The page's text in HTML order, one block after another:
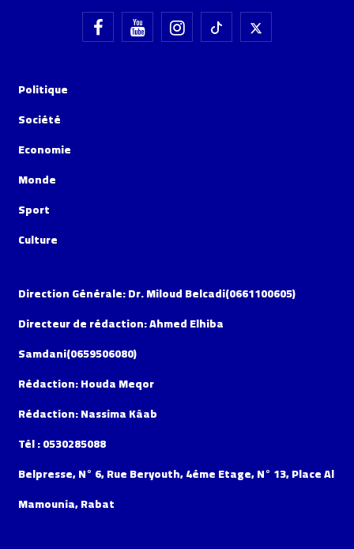
Politique
Société
Economie
Monde
Sport
Culture
Direction Générale: Dr. Miloud Belcadi(0661100605)
Directeur de rédaction: Ahmed Elhiba
Samdani(0659506080)
Rédaction: Houda Meqor
Rédaction: Nassima Kâab
Tél : 0530285088
Belpresse, N° 6, Rue Beryouth, 4éme Etage, N° 13, Place Al
Mamounia, Rabat